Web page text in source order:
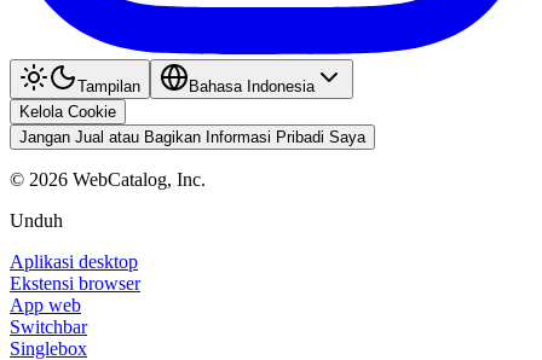
Tampilan
Bahasa Indonesia
Kelola Cookie
Jangan Jual atau Bagikan Informasi Pribadi Saya
© 2026 WebCatalog, Inc.
Unduh
Aplikasi desktop
Ekstensi browser
App web
Switchbar
Singlebox